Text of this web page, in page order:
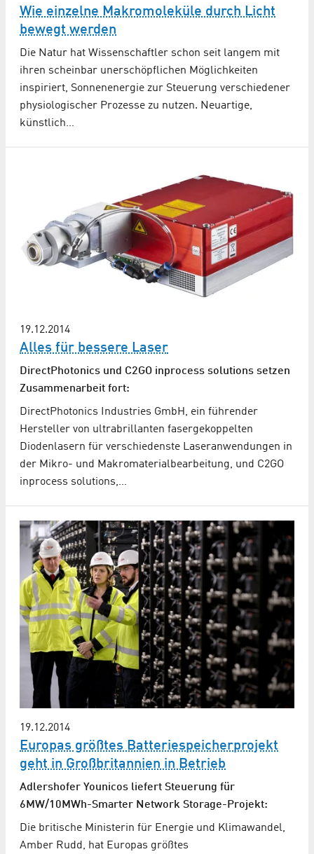
Wie einzelne Makromoleküle durch Licht
bewegt werden
Die Natur hat Wissenschaftler schon seit langem mit
ihren scheinbar unerschöpflichen Möglichkeiten
inspiriert, Sonnenenergie zur Steuerung verschiedener
physiologischer Prozesse zu nutzen. Neuartige,
künstlich…
19.12.2014
Alles für bessere Laser
DirectPhotonics und C2GO inprocess solutions setzen
Zusammenarbeit fort:
DirectPhotonics Industries GmbH, ein führender
Hersteller von ultrabrillanten fasergekoppelten
Diodenlasern für verschiedenste Laseranwendungen in
der Mikro- und Makromaterialbearbeitung, und C2GO
inprocess solutions,…
19.12.2014
Europas größtes Batteriespeicherprojekt
geht in Großbritannien in Betrieb
Adlershofer Younicos liefert Steuerung für
6MW/10MWh-Smarter Network Storage-Projekt:
Die britische Ministerin für Energie und Klimawandel,
Amber Rudd, hat Europas größtes